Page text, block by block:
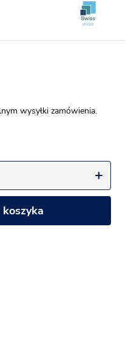
wysyłki zamówienia.